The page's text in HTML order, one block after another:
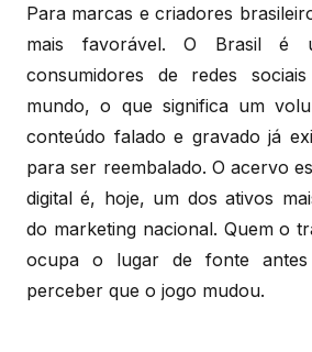
Para marcas e criadores
mais favorável. O Brasil é
consumidores de redes
mundo, o que significa um
conteúdo falado e gravado já
para ser reembalado. O acervo
digital é, hoje, um dos ativos
do marketing nacional. Quem o
ocupa o lugar de fonte antes
perceber que o jogo mudou.